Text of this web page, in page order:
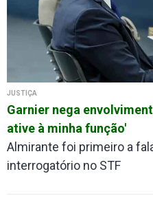
JUSTIÇA
Garnier nega
ative à minha função'
Almirante foi primeiro a
interrogatório no STF